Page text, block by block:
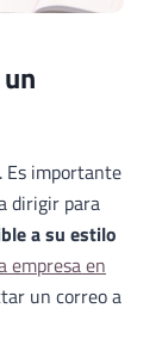
Es importante
dirigir para
a su estilo
empresa en
un correo a